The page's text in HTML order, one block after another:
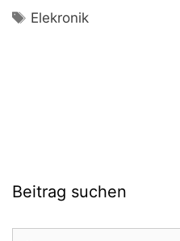
Schlagwörter
Elekronik
Beitrag suchen
Suchen